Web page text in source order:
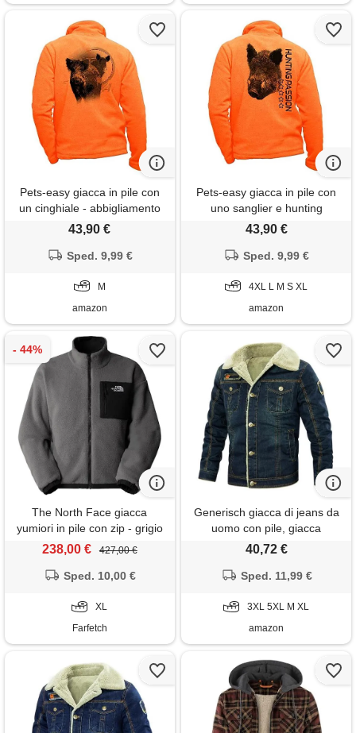
Pets-easy giacca in pile con
un cinghiale - abbigliamento
da caccia personalizzato con
43,90 €
Sped. 9,99 €
M
amazon
Pets-easy giacca in pile con
uno sanglier e hunting
passion - vestito da caccia
arancione fluo, s
43,90 €
Sped. 9,99 €
4XL L M S XL
amazon
The North Face giacca
yumiori in pile con zip - grigio
238,00 € 427,00 €
Sped. 10,00 €
XL
Farfetch
Generisch giacca di jeans da
uomo con pile, giacca
invernale in cotone, imbottita,
vintage, per il tempo libero,
pile, da cowboy, blu scuro, m
40,72 €
Sped. 11,99 €
3XL 5XL M XL
amazon